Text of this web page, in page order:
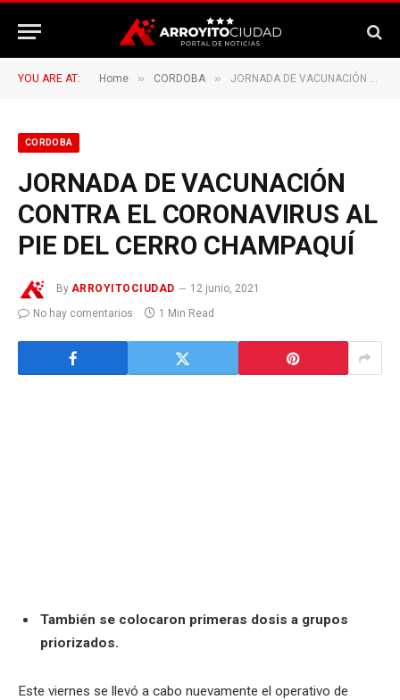
YOU ARE AT: Home » CORDOBA » JORNADA DE VACUNACIÓN CONTRA EL CORONAVIRUS AL PIE DEL CERRO CHAMPAQUÍ
CORDOBA
JORNADA DE VACUNACIÓN
CONTRA EL CORONAVIRUS AL
PIE DEL CERRO CHAMPAQUÍ
By ARROYITOCIUDAD
12 junio, 2021
No hay comentarios
1 Min Read
También se colocaron primeras dosis a grupos
priorizados.
Este viernes se llevó a cabo nuevamente el operativo de